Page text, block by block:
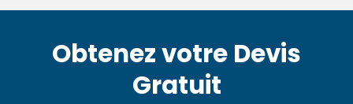
Obtenez votre Devis
Gratuit